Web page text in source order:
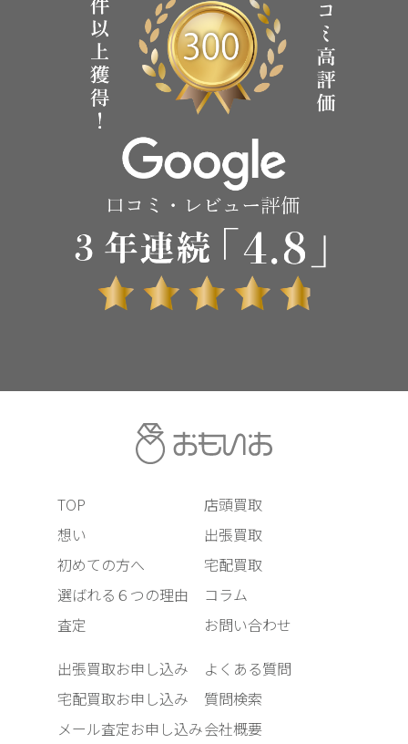
TOP
想い
初めての方へ
選ばれる６つの理由
査定
店頭買取
出張買取
宅配買取
コラム
お問い合わせ
出張買取お申し込み
宅配買取お申し込み
メール査定お申し込み
よくある質問
質問検索
会社概要